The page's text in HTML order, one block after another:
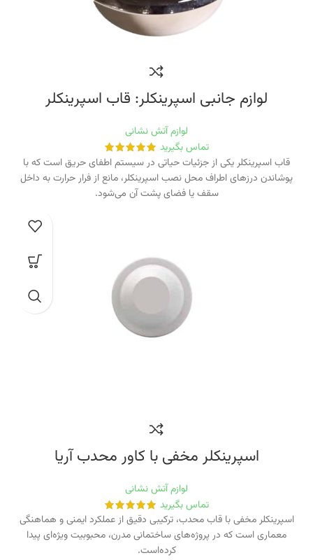
لوازم جانبی اسپرینکلر: قاب اسپرینکلر
لوازم آتش نشانی
تماس بگیرید
قاب اسپرینکلر یکی از جزئیات حیاتی در سیستم اطفای حریق است که با
پوشاندن درزهای اطراف محل نصب اسپرینکلر، مانع از فرار حرارت به داخل
سقف یا فضای پشت آن می‌شود.
اسپرینکلر مخفی‭ ‬با‭ ‬کاور‭ ‬محدب‭ ‬آریا
لوازم آتش نشانی
تماس بگیرید
اسپرینکلر مخفی با قاب محدب، ترکیبی دقیق از عملکرد ایمنی و هماهنگی
معماری است که در پروژه‌های ساختمانی مدرن، محبوبیت ویژه‌ای پیدا
کرده‌است.